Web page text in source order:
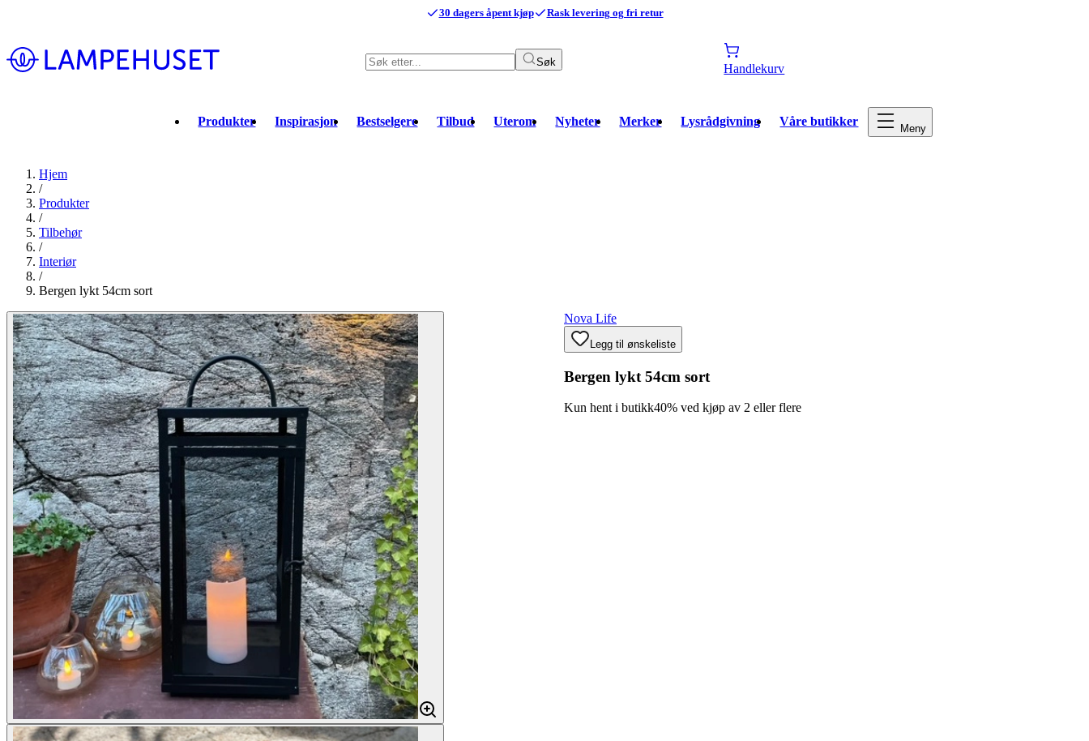
30 dagers åpent kjøp Rask levering og fri retur
Søk Handlekurv
Produkter Inspirasjon Bestselgere Tilbud Uterom Nyheter Merker Lysrådgivning Våre butikker Meny
Hjem
/
Produkter
/
Tilbehør
/
Interiør
/
Bergen lykt 54cm sort
Nova Life
Legg til ønskeliste
Bergen lykt 54cm sort
Kun hent i butikk40% ved kjøp av 2 eller flere